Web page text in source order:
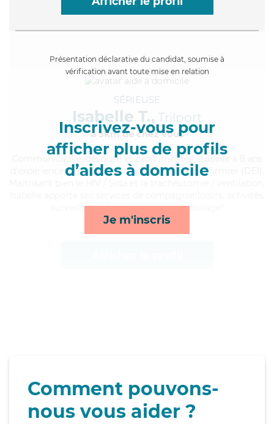
Présentation déclarative du candidat, soumise à
vérification avant toute mise en relation
Inscrivez-vous pour
afficher plus de profils
d’aides à domicile
Je m'inscris
SÉRIEUSE
Isabelle T., Trilport
à 5km de chez Vous
, dévouée et expérimentée, Isabelle a 8 ans
d'expérience et possède un diplôme d'Etat d'infirmier (DEI).
surveillance de nuit et toilette/habillage*
Comment pouvons-
nous vous aider ?